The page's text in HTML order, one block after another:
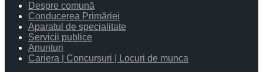
Despre comună
Conducerea Primăriei
Aparatul de specialitate
Servicii publice
Anunturi
Cariera | Concursuri | Locuri de munca